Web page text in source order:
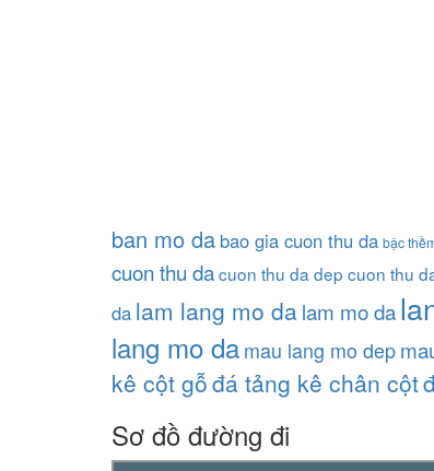
ban mo da bao gia cuon thu da bậc
cuon thu dacuon thu da dep cuon thu
da lam lang mo dalam mo da
lang mo damau lang mo dep
kê cột gỗđá tảng kê chân cột
Sơ đồ đường đi